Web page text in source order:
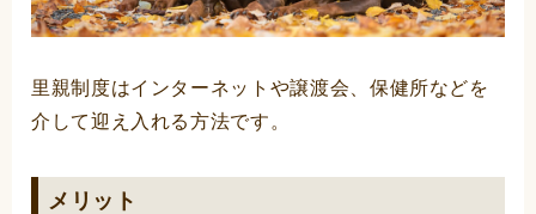
里親制度はインターネットや譲渡会、保健所などを
介して迎え入れる方法です。
メリット